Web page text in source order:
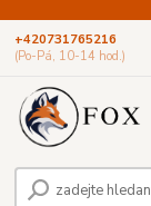
+420731765216
(Po-Pá, 10-14 hod.)